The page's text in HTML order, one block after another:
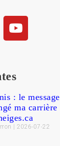
: le message
ma carrière
2026-07-22